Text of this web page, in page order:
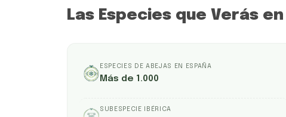
Las Especies que Verás
ESPECIES DE ABEJAS EN ESPAÑA
Más de 1.000
SUBESPECIE IBÉRICA